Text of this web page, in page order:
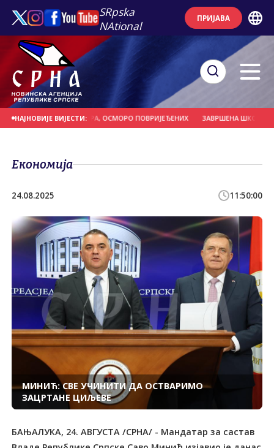
SRpska
NAtional
ПРИЈАВА
НАЈНОВИЈЕ ВИЈЕСТИ:
ВИСОК 13,5 МЕТАРА, ОСМОРО ПОВРИЈЕЂЕНИХ ЗАВРШЕНА ШКОЛА
Економија
24.08.2025 11:50:00
МИНИЋ: СВЕ УЧИНИТИ ДА ОСТВАРИМО
ЗАЦРТАНЕ ЦИЉЕВЕ
БАЊАЛУКА, 24. АВГУСТА /СРНА/ - Мандатар за састав